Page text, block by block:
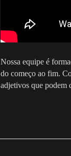
Nossa equipe é
do começo ao fim.
adjetivos que podem